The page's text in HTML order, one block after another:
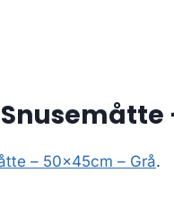
– 50x45cm – Grå.